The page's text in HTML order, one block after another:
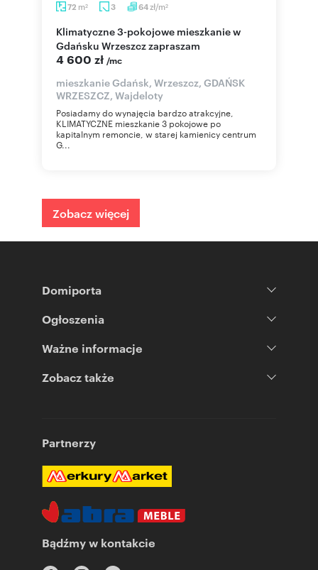
72 m2 3 64zł/m2
Klimatyczne 3-pokojowe mieszkanie w
Gdańsku Wrzeszcz zapraszam
4 600 zł /mc
mieszkanie Gdańsk, Wrzeszcz, GDAŃSK
WRZESZCZ, Wajdeloty
Posiadamy do wynajęcia bardzo atrakcyjne,
KLIMATYCZNE mieszkanie 3 pokojowe po
kapitalnym remoncie, w starej kamienicy centrum
G...
Zobacz więcej
Domiporta
Ogłoszenia
Ważne informacje
Zobacz także
Partnerzy
Bądźmy w kontakcie